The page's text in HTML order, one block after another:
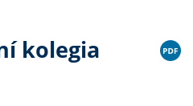
kolegia